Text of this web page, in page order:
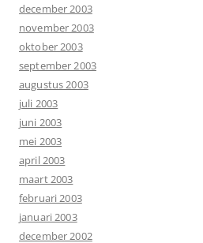
december 2003
november 2003
oktober 2003
september 2003
augustus 2003
juli 2003
juni 2003
mei 2003
april 2003
maart 2003
februari 2003
januari 2003
december 2002